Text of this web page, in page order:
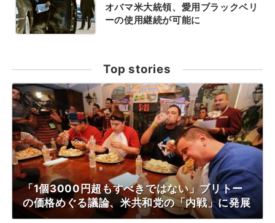
オバマ米大統領、愛用ブラックベリ
ーの使用継続が可能に
Top stories
「1個3000円超もすべきではない」ブリトー
の価格めぐる議論、米共和党の「内戦」に発展